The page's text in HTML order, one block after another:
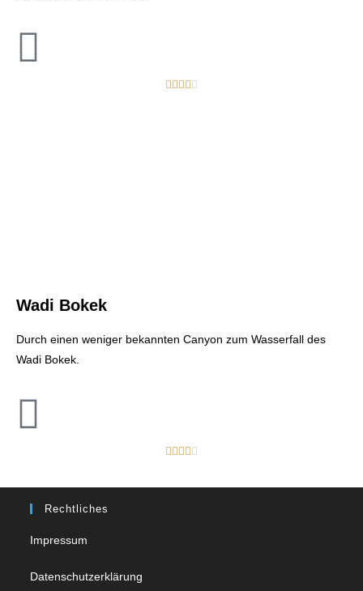
    
Wadi Bokek
Durch einen weniger bekannten Canyon zum Wasserfall des
Wadi Bokek.
    
Rechtliches
Impressum
Datenschutzerklärung